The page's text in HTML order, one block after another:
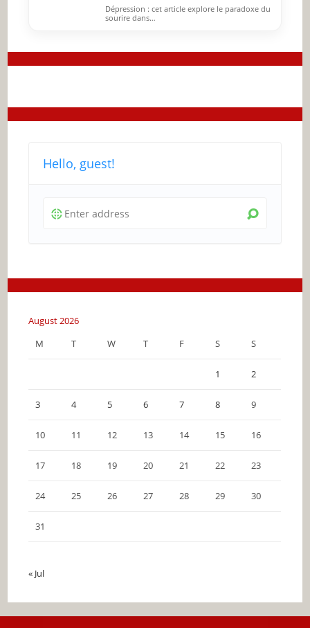
Dépression : cet article explore le paradoxe du
sourire dans…
Hello, guest!
August 2026
M
T W T F S S
1 2
3 4 5 6 7 8 9
10 11 12 13 14 15 16
17 18 19 20 21 22 23
24 25 26 27 28 29 30
31
« Jul